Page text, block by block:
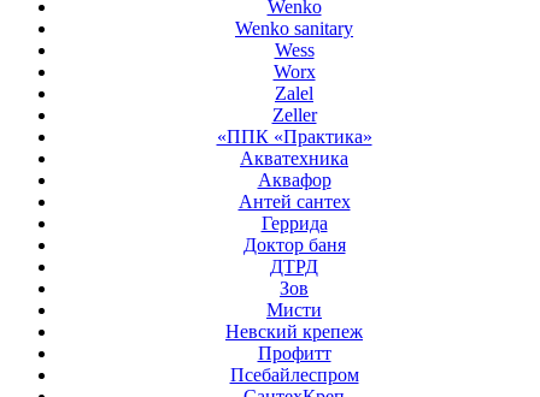
Wenko
Wenko sanitary
Wess
Worx
Zalel
Zeller
«ППК «Практика»
Акватехника
Аквафор
Антей сантех
Геррида
Доктор баня
ДТРД
Зов
Мисти
Невский крепеж
Профитт
Псебайлеспром